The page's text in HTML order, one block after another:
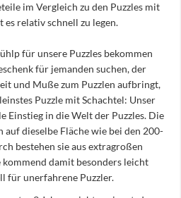
im Vergleich zu den Puzzles mit
es relativ schnell zu legen.
für unsere Puzzles bekommen
für jemanden suchen, der
und Muße zum Puzzlen aufbringt,
Puzzle mit Schachtel: Unser
Einstieg in die Welt der Puzzles. Die
auf dieselbe Fläche wie bei den 200-
bestehen sie aus extragroßen
kommend damit besonders leicht
für unerfahrene Puzzler.